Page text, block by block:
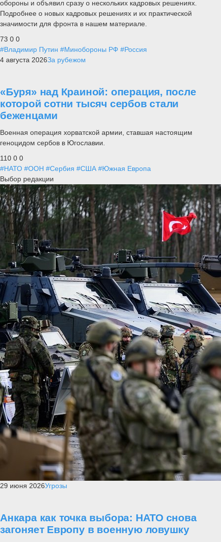
обороны и объявил сразу о нескольких кадровых решениях.
Подробнее о новых кадровых решениях и их практической
значимости для фронта в нашем материале.
73 0 0
#Владимир Путин #Минобороны РФ #Россия
4 августа 2026За рубежом
«Буря» над Краиной: операция, после
которой сотни тысяч сербов стали
беженцами
Военная операция хорватской армии, ставшая настоящим
геноцидом сербов в Югославии.
110 0 0
#НАТО #ООН #Сербия #США #Южная Европа
Выбор редакции
29 июня 2026Угрозы
Анкара как точка выбора: НАТО снова
загоняет Европу в военную ловушку